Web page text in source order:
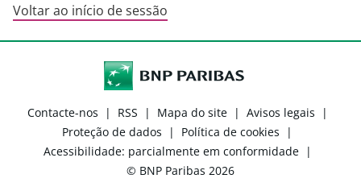
Voltar ao início de sessão
Contacte-nos | RSS | Mapa do site | Avisos legais
|
Proteção de dados
| Política de cookies
|
Acessibilidade: parcialmente em conformidade
|
© BNP Paribas 2026